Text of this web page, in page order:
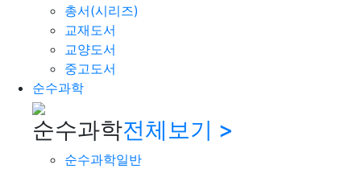
총서(시리즈)
교재도서
교양도서
중고도서
순수과학
순수과학전체보기 >
순수과학일반